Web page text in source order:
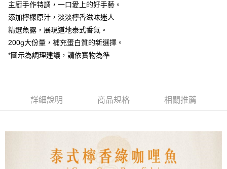
台新國際商業銀行
台灣樂天信用卡公司
大哥付你分期
相關說明
【大哥付你分期使用說明】
1.本服務由台灣大哥大提供，台灣大哥大用戶可立即使用無須另外申請。
2.付款方式選擇「大哥付你分期」，訂單成立後會自動跳轉到大哥付的交易
流程，驗證手機門號後，選擇欲分期的期數、繳款截止日，確認付款後即完
消。如遇「轉專審核」未通過狀況，表示未達大哥付你分期系統評分，恕無
2.透過簡訊連結打開帳單後，可選擇「超商條碼／台灣大直營門市／銀行轉
帳／街口支付／iPASS MONEY」等通路繳費。
AFTEE先享後付
相關說明
２．便利：只要手機號碼，簡訊認證，即可結帳。
１．於結帳方式選擇「AFTEE先享後付」後，將跳轉至「AFTEE先享後付」
結帳頁面，進行簡訊認證並確認金額後，即可完成結帳。
２．訂單成立數日內，您將收到繳費通知簡訊。
３．收到繳費通知簡訊後14天內，點擊此簡訊中的連結，可透過四大超商／
◆【7-11快速到店】《有材積限制，如有疑慮歡迎洽詢客服》
每筆NT$170，滿NT$1,299(含以上)免運費
主廚手作特調，一口愛上的好手藝。
添加檸檬原汁，淡淡檸香滋味迷人
精選魚露，展現道地泰式香氣。
200g大份量，補充蛋白質的新選擇。
*圖示為調理建議，請依實物為準
詳細說明 商品規格 相關推薦